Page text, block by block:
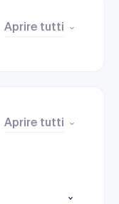
Aprire tutti
Aprire tutti